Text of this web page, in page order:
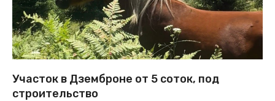
Участок в Дземброне от 5 соток, под
строительство